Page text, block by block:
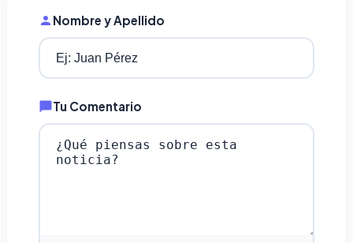
Nombre y Apellido
Tu Comentario